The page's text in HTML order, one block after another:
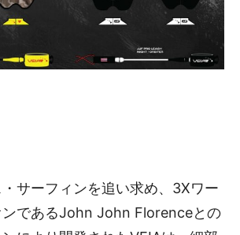
サーフィンを追い求め、3Xワー
ンであるJohn John Florenceとの